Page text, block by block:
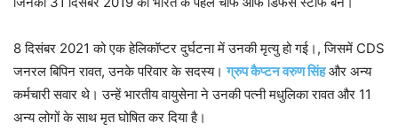
8 दिसंबर 2021 को एक हेलिकॉप्टर दुर्घटना में उनकी मृत्यु हो गई।, जिसमें CDS
जनरल बिपिन रावत, उनके परिवार के सदस्य।ग्रुप कैप्टन वरुण सिंहऔर अन्य
कर्मचारी सवार थे। उन्हें भारतीय वायुसेना ने उनकी पत्नी मधुलिका रावत और 11
अन्य लोगों के साथ मृत घोषित कर दिया है।